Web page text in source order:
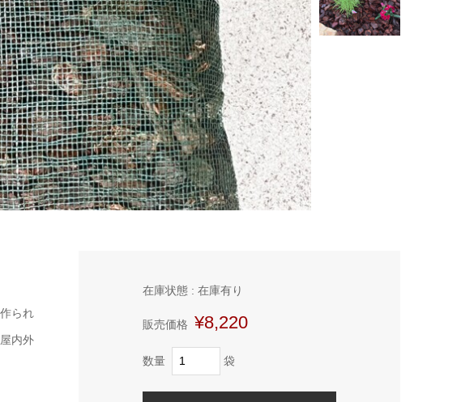
られ
内外
在庫状態 : 在庫有り
販売価格 ¥8,220
数量 袋